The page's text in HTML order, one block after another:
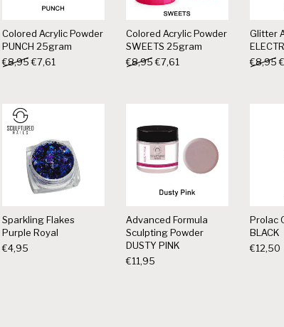
Colored Acrylic Powder
PUNCH 25gram
€8,95Oorspronkelijke prijs was: €8,95.
€7,61 Huidige prijs is: €7,61.
Colored Acrylic Powder
SWEETS 25gram
€8,95Oorspronkelijke prijs was:
€7,61 Huidige prijs is: €7,61.
Glitter
€8,95 €
Sparkling Flakes
Purple Royal
€4,95
Advanced Formula
Sculpting Powder
DUSTY PINK
€11,95
Prolac
BLACK
€12,50